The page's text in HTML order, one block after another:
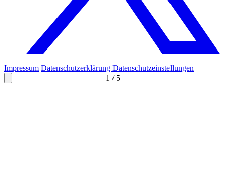
1 / 5
Impressum Datenschutzerklärung Datenschutzeinstellungen